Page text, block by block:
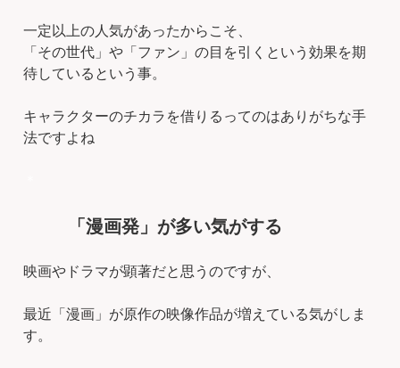
一定以上の人気があったからこそ、
「その世代」や「ファン」の目を引くという効果を期
待しているという事。
キャラクターのチカラを借りるってのはありがちな手
法ですよね
「漫画発」が多い気がする
映画やドラマが顕著だと思うのですが、
最近「漫画」が原作の映像作品が増えている気がしま
す。